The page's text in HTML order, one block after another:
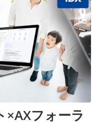
×AXフォーラ